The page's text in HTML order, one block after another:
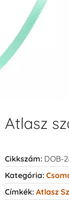
Atlasz
Cikkszám: DOB-
Kategória:
Címkék: Atlasz